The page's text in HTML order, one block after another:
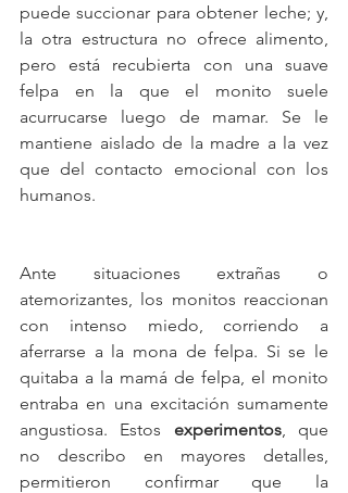
puede succionar para obtener leche; y,
la otra estructura no ofrece alimento,
pero está recubierta con una suave
felpa en la que el monito suele
acurrucarse luego de mamar. Se le
mantiene aislado de la madre a la vez
que del contacto emocional con los
humanos.
Ante situaciones extrañas o
atemorizantes, los monitos reaccionan
con intenso miedo, corriendo a
aferrarse a la mona de felpa. Si se le
quitaba a la mamá de felpa, el monito
entraba en una excitación sumamente
angustiosa. Estos experimentos, que
no describo en mayores detalles,
permitieron confirmar que la